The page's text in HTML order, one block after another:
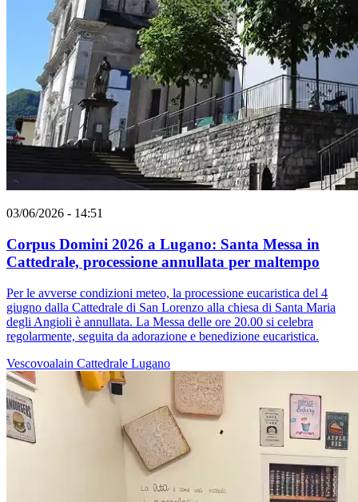
03/06/2026 - 14:51
Corpus Domini 2026 a Lugano: Santa Messa in
Cattedrale, processione annullata per maltempo
Per le avverse condizioni meteo, la processione eucaristica del 4
giugno dalla Cattedrale di San Lorenzo alla chiesa di Santa Maria
degli Angioli è annullata. La Messa delle ore 20.00 si celebra
regolarmente, seguita da adorazione e benedizione eucaristica.
Vescovoalain Cattedrale Lugano